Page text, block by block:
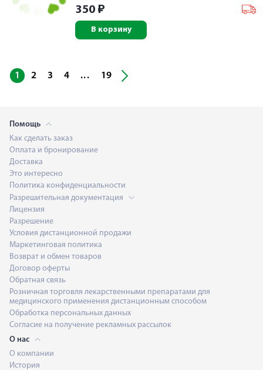
350 ₽
В корзину
1 2 3 4 ... 19
Помощь
Как сделать заказ
Оплата и бронирование
Доставка
Это интересно
Политика конфиденциальности
Разрешительная документация
Лицензия
Разрешение
Условия дистанционной продажи
Маркетинговая политика
Возврат и обмен товаров
Договор оферты
Обратная связь
Розничная торговля лекарственными препаратами для
медицинского применения дистанционным способом
Обработка персональных данных
Согласие на получение рекламных рассылок
О нас
О компании
История